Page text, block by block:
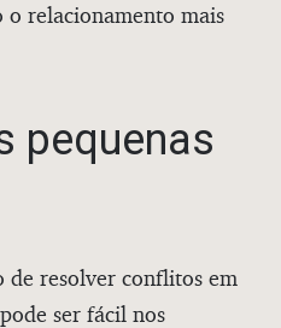
relacionamento mais
pequenas
de resolver conflitos em
ser fácil nos